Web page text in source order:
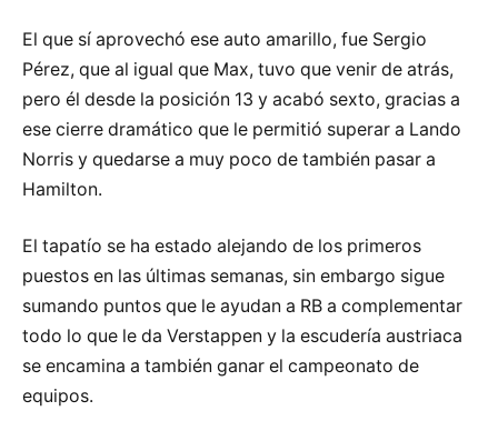
El que sí aprovechó ese auto amarillo, fue Sergio
Pérez, que al igual que Max, tuvo que venir de atrás,
pero él desde la posición 13 y acabó sexto, gracias a
ese cierre dramático que le permitió superar a Lando
Norris y quedarse a muy poco de también pasar a
Hamilton.
El tapatío se ha estado alejando de los primeros
puestos en las últimas semanas, sin embargo sigue
sumando puntos que le ayudan a RB a complementar
todo lo que le da Verstappen y la escudería austriaca
se encamina a también ganar el campeonato de
equipos.